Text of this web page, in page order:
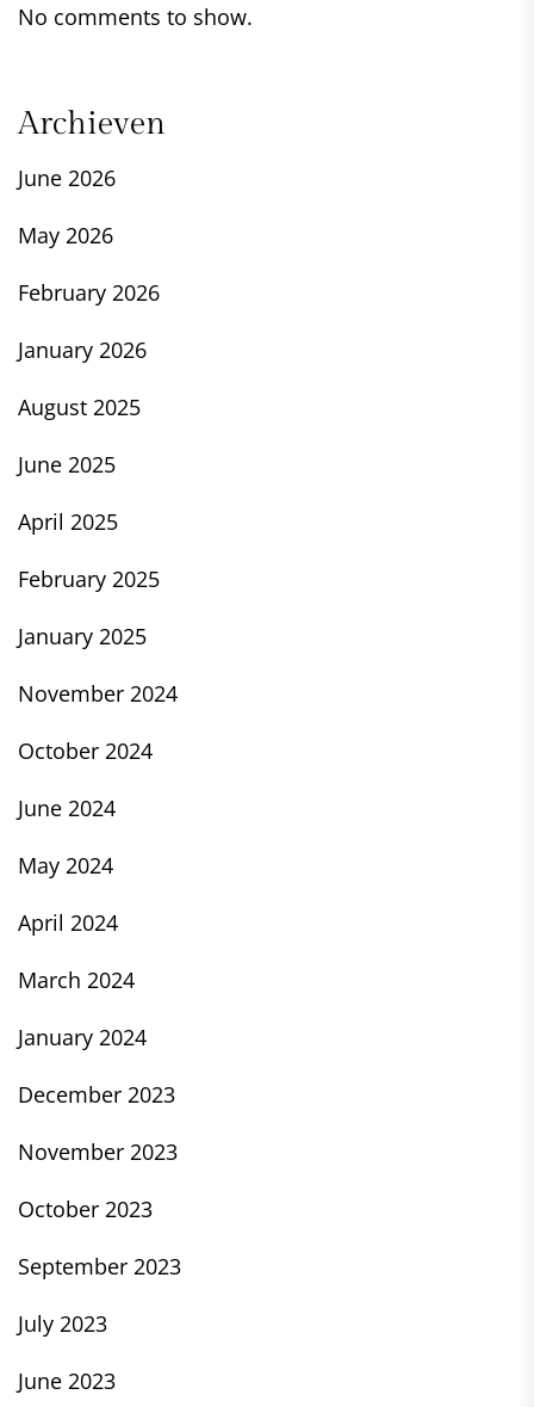
No comments to show.
Archieven
June 2026
May 2026
February 2026
January 2026
August 2025
June 2025
April 2025
February 2025
January 2025
November 2024
October 2024
June 2024
May 2024
April 2024
March 2024
January 2024
December 2023
November 2023
October 2023
September 2023
July 2023
June 2023